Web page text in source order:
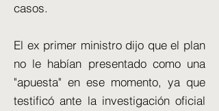
casos.
El ex primer ministro dijo que el plan
no le habían presentado como una
"apuesta" en ese momento, ya que
testificó ante la investigación oficial